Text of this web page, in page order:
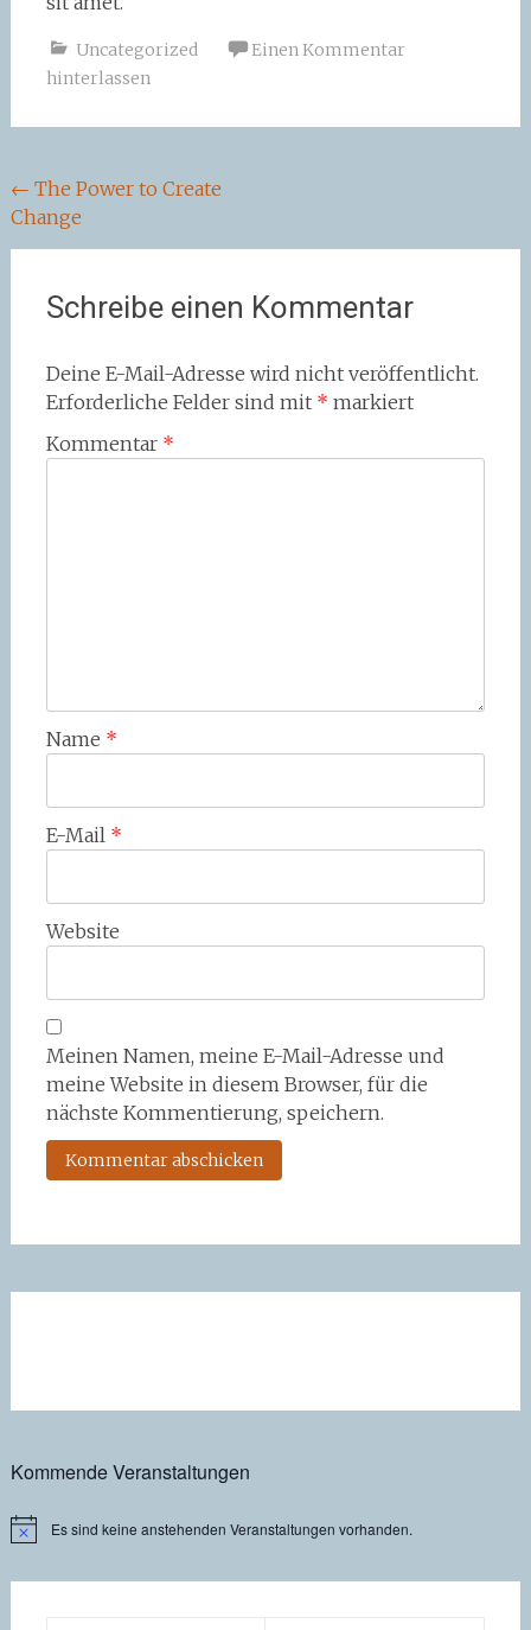
Uncategorized
Einen Kommentar
hinterlassen
Beitragsnavigation
← The Power to Create
Change
Schreibe einen Kommentar
Deine E-Mail-Adresse wird nicht veröffentlicht.
Erforderliche Felder sind mit * markiert
Kommentar *
Name *
E-Mail *
Website
Meinen Namen, meine E-Mail-Adresse und
meine Website in diesem Browser, für die
nächste Kommentierung, speichern.
Kommende Veranstaltungen
Es sind keine anstehenden Veranstaltungen vorhanden.